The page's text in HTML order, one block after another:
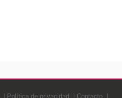
Política de privacidad Contacto